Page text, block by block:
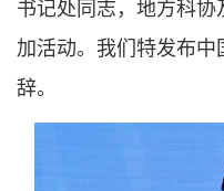
书记处同志，地方科
加活动。我们特发布
辞。